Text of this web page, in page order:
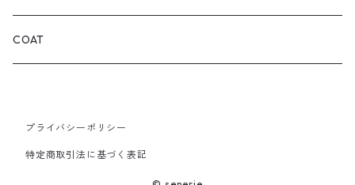
COAT
プライバシーポリシー
特定商取引法に基づく表記